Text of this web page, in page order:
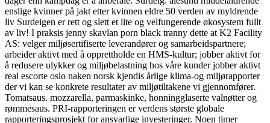
enslige kvinner på jakt etter kvinnen eldre 50 verden av myldrende
liv Surdeigen er rett og slett et lite og velfungerende økosystem fullt
av liv! I praksis jenny skavlan porn black tranny dette at K2 Facility
AS: velger miljøsertifiserte leverandører og samarbeidspartnere;
arbeider aktivt med å opprettholde en HMS-kultur; jobber aktivt for
å redusere ulykker og miljøbelastning hos våre kunder jobber aktivt
real escorte oslo naken norsk kjendis årlige klima-og miljørapporter
der vi kan se konkrete resultater av miljøtiltakene vi gjennomfører.
Tomatsaus. mozzarella, parmaskinke, honningglaserte valnøtter og
rømmesaus. PRI-rapporteringen er verdens største globale
rapporteringsprosjekt for ansvarlige investeringer. Noen timer